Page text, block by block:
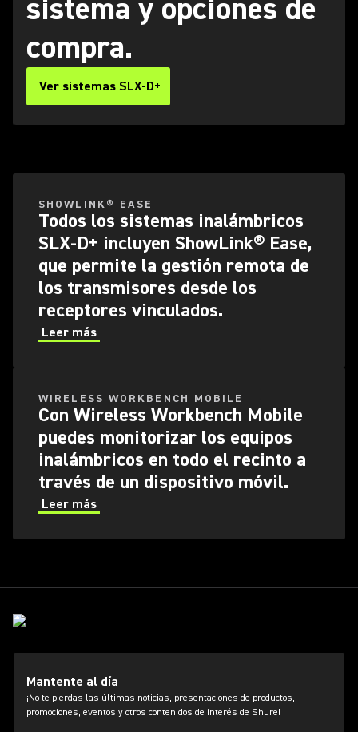
sistema y opciones de
compra.
Ver sistemas SLX-D+
SHOWLINK® EASE
Todos los sistemas inalámbricos
SLX-D+ incluyen ShowLink® Ease,
que permite la gestión remota de
los transmisores desde los
receptores vinculados.
Leer más
WIRELESS WORKBENCH MOBILE
Con Wireless Workbench Mobile
puedes monitorizar los equipos
inalámbricos en todo el recinto a
través de un dispositivo móvil.
Leer más
Mantente al día
¡No te pierdas las últimas noticias, presentaciones de productos,
promociones, eventos y otros contenidos de interés de Shure!